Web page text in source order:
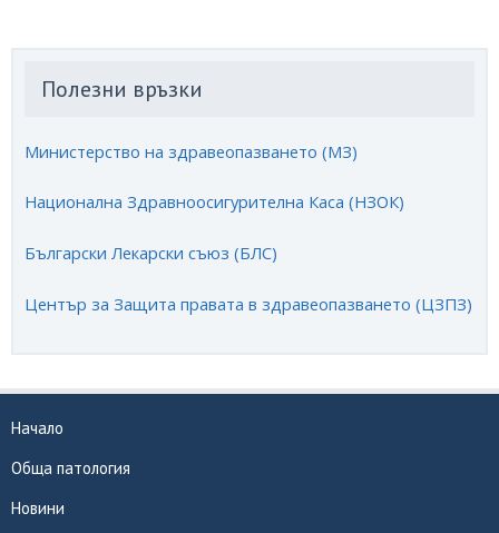
Полезни връзки
Министерство на здравеопазването (МЗ)
Национална Здравноосигурителна Каса (НЗОК)
Български Лекарски съюз (БЛС)
Център за Защита правата в здравеопазването (ЦЗПЗ)
Начало
Обща патология
Новини